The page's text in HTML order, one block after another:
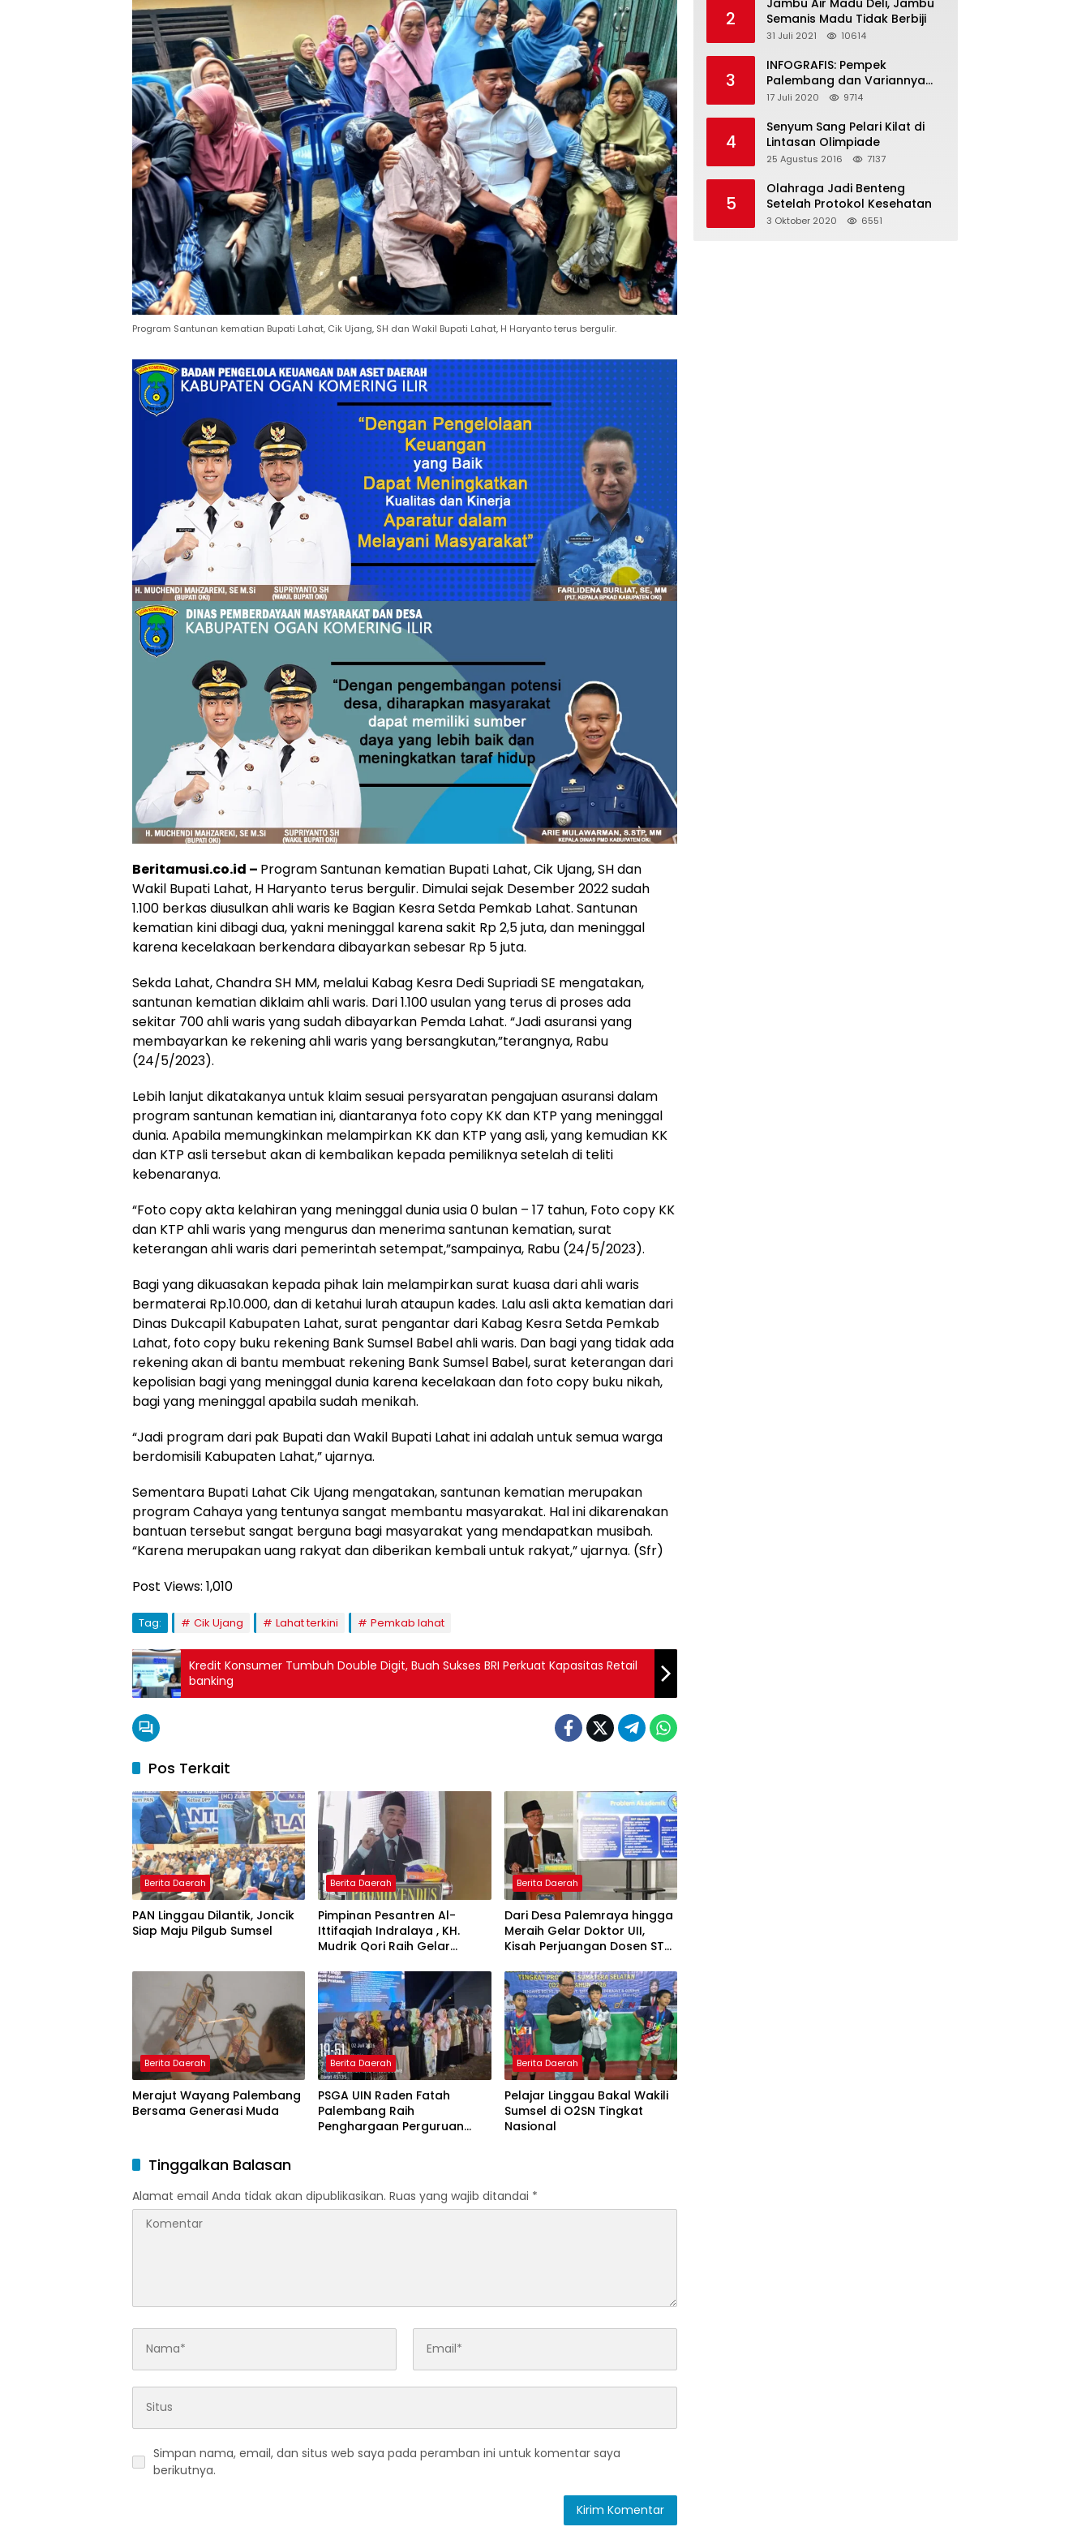
Program Santunan kematian Bupati Lahat, Cik Ujang, SH dan Wakil Bupati Lahat, H Haryanto terus bergulir.
Beritamusi.co.id – Program Santunan kematian Bupati Lahat, Cik Ujang, SH dan
Wakil Bupati Lahat, H Haryanto terus bergulir. Dimulai sejak Desember 2022 sudah
1.100 berkas diusulkan ahli waris ke Bagian Kesra Setda Pemkab Lahat. Santunan
kematian kini dibagi dua, yakni meninggal karena sakit Rp 2,5 juta, dan meninggal
karena kecelakaan berkendara dibayarkan sebesar Rp 5 juta.
Sekda Lahat, Chandra SH MM, melalui Kabag Kesra Dedi Supriadi SE mengatakan,
santunan kematian diklaim ahli waris. Dari 1.100 usulan yang terus di proses ada
sekitar 700 ahli waris yang sudah dibayarkan Pemda Lahat. “Jadi asuransi yang
membayarkan ke rekening ahli waris yang bersangkutan,”terangnya, Rabu
(24/5/2023).
Lebih lanjut dikatakanya untuk klaim sesuai persyaratan pengajuan asuransi dalam
program santunan kematian ini, diantaranya foto copy KK dan KTP yang meninggal
dunia. Apabila memungkinkan melampirkan KK dan KTP yang asli, yang kemudian KK
dan KTP asli tersebut akan di kembalikan kepada pemiliknya setelah di teliti
kebenaranya.
“Foto copy akta kelahiran yang meninggal dunia usia 0 bulan – 17 tahun, Foto copy KK
dan KTP ahli waris yang mengurus dan menerima santunan kematian, surat
keterangan ahli waris dari pemerintah setempat,”sampainya, Rabu (24/5/2023).
Bagi yang dikuasakan kepada pihak lain melampirkan surat kuasa dari ahli waris
bermaterai Rp.10.000, dan di ketahui lurah ataupun kades. Lalu asli akta kematian dari
Dinas Dukcapil Kabupaten Lahat, surat pengantar dari Kabag Kesra Setda Pemkab
Lahat, foto copy buku rekening Bank Sumsel Babel ahli waris. Dan bagi yang tidak ada
rekening akan di bantu membuat rekening Bank Sumsel Babel, surat keterangan dari
kepolisian bagi yang meninggal dunia karena kecelakaan dan foto copy buku nikah,
bagi yang meninggal apabila sudah menikah.
“Jadi program dari pak Bupati dan Wakil Bupati Lahat ini adalah untuk semua warga
berdomisili Kabupaten Lahat,” ujarnya.
Sementara Bupati Lahat Cik Ujang mengatakan, santunan kematian merupakan
program Cahaya yang tentunya sangat membantu masyarakat. Hal ini dikarenakan
bantuan tersebut sangat berguna bagi masyarakat yang mendapatkan musibah.
“Karena merupakan uang rakyat dan diberikan kembali untuk rakyat,” ujarnya. (Sfr)
Post Views: 1,010
Tag: Cik Ujang Lahat terkini Pemkab lahat
Kredit Konsumer Tumbuh Double Digit, Buah Sukses BRI Perkuat Kapasitas Retail
banking
Pos Terkait
Berita Daerah
PAN Linggau Dilantik, Joncik
Siap Maju Pilgub Sumsel
Berita Daerah
Pimpinan Pesantren Al-
Ittifaqiah Indralaya , KH.
Mudrik Qori Raih Gelar
Model Pembelajaran
Nagham Al-Qur’an di UMM
Berita Daerah
Dari Desa Palemraya hingga
Meraih Gelar Doktor UII,
Kisah Perjuangan Dosen STAI
Menjadi Driver Taksi Online
Berita Daerah
Merajut Wayang Palembang
Bersama Generasi Muda
Berita Daerah
PSGA UIN Raden Fatah
Palembang Raih
Penghargaan Perguruan
Berita Daerah
Pelajar Linggau Bakal Wakili
Sumsel di O2SN Tingkat
Nasional
Tinggalkan Balasan
Alamat email Anda tidak akan dipublikasikan. Ruas yang wajib ditandai *
Simpan nama, email, dan situs web saya pada peramban ini untuk komentar saya
berikutnya.
2
Jambu Air Madu Deli, Jambu
Semanis Madu Tidak Berbiji
31 Juli 2021 10614
3
INFOGRAFIS: Pempek
Palembang dan Variannya
yang Melegenda
17 Juli 2020 9714
4
Senyum Sang Pelari Kilat di
Lintasan Olimpiade
25 Agustus 2016 7137
5
Olahraga Jadi Benteng
Setelah Protokol Kesehatan
3 Oktober 2020 6551